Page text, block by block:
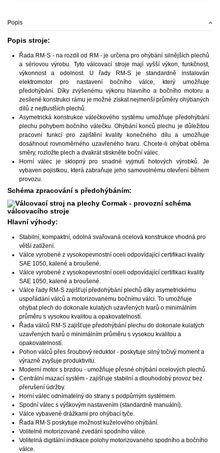
Popis
Popis stroje:
Řada RM-S - na rozdíl od RM - je určena pro ohýbání silnějších plechů
a sériovou výrobu. Tyto válcovací stroje mají vyšší výkon, funkčnost,
výkonnost a odolnost. U řady RM-S je standardně instalován
elektromotor pro nastavení bočního válce, který umožňuje
předohýbání. Díky zvýšenému výkonu hlavního a bočního motoru a
zesílené konstrukci rámu je možné získat nejmenší průměry ohýbaných
dílů z nejtlustších plechů.
Asymetrická konstrukce válečkového systému umožňuje předohýbání
plechu pohybem bočního válečku. Ohýbání konců plechu je důležitou
pracovní funkcí pro zajištění kvality konečného dílu a umožňuje
dosáhnout rovnoměrného uzavřeného tvaru. Chcete-li ohýbat oběma
směry, rozložte plech a dvakrát stiskněte boční válec.
Horní válec je sklopný pro snadné vyjmutí hotových výrobků. Je
vybaven pojistkou, která zabraňuje jeho samovolnému otevření během
provozu.
Schéma zpracování s předohýbáním:
Hlavní výhody:
Stabilní, kompaktní, odolná svařovaná ocelová konstrukce vhodná pro
větší zatížení.
Válce vyrobené z vysokopevnostní oceli odpovídající certifikaci kvality
SAE 1050, kalené a broušené.
Válce vyrobené z vysokopevnostní oceli odpovídající certifikaci kvality
SAE 1050, kalené a broušené.
Válce řady RM-S zajišťují předohýbání plechů díky asymetrickému
uspořádání válců a motorizovanému bočnímu válci. To umožňuje
ohýbat plech do dokonale kulatých uzavřených tvarů o minimálním
průměru s vysokou kvalitou a opakovatelností.
Řada válců RM-S zajišťuje předohýbání plechu do dokonale kulatých
uzavřených tvarů o minimálním průměru s vysokou kvalitou a
opakovatelností.
Pohon válců přes šroubový reduktor - poskytuje silný točivý moment a
výrazně zvyšuje produktivitu.
Moderní motor s brzdou - umožňuje přesné ohýbání ocelových plechů.
Centrální mazací systém - zajišťuje stabilní a dlouhodobý provoz bez
přerušení údržby.
Horní válec odnímatelný do strany s podpůrným systémem.
Spodní válec s výškovým nastavením (standardně manuální).
Válce vybavené drážkami pro ohýbací tyče.
Řada RM-S poskytuje možnost kuželového ohýbání.
Volitelné motorizované zvedání spodního válce.
Volitelná digitální indikace polohy motorizovaného spodního a bočního
válce.